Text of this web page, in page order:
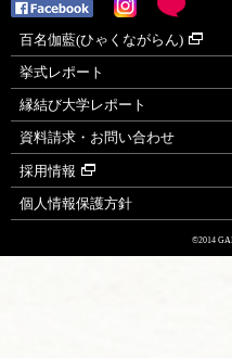
百名伽藍(ひゃくながらん)
挙式レポート
縁結び大学レポート
資料請求・お問い合わせ
採用情報
個人情報保護方針
©2014